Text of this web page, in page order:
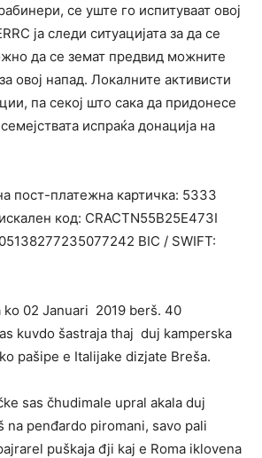
сe уште го испитуваат овој
ја следи ситуацијата за да се
да се земат предвид можните
овој напад. Локалните активисти
па секој што сака да придонесе
испраќа донација на
пост-платежна картичка: 5333
код: CRACTN55B25E473I
BIC / SWIFT:
ko 02 Januari 2019 berš. 40
kuvdo šastraja thaj duj kamperska
pašipe e Italijake dizjate Breša.
sas čhudimale upral akala duj
na penđardo piromani, savo pali
puškaja đji kaj e Roma iklovena